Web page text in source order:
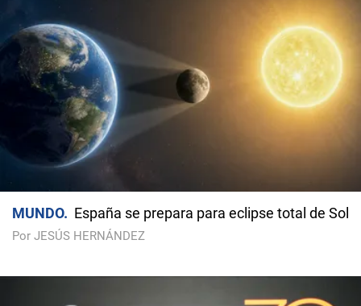
MUNDO España se prepara para eclipse total de Sol
Por JESÚS HERNÁNDEZ